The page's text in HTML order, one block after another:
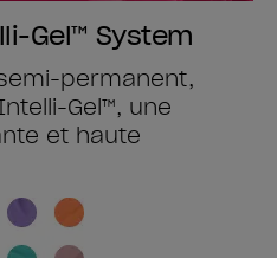
Gel™ System
permanent,
Gel™, une
et haute